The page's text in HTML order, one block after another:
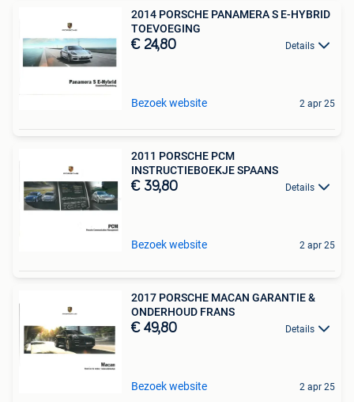
2014 PORSCHE PANAMERA S E-HYBRID
TOEVOEGING
€ 24,80 Details
Bezoek website 2 apr 25
2011 PORSCHE PCM
INSTRUCTIEBOEKJE SPAANS
€ 39,80 Details
Bezoek website 2 apr 25
2017 PORSCHE MACAN GARANTIE &
ONDERHOUD FRANS
€ 49,80 Details
Bezoek website 2 apr 25